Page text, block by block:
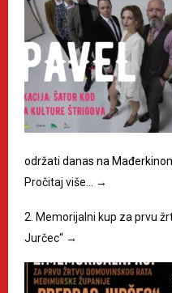
održati danas na
Pročitaj više…
→
2. Memorijalni kup za prvu
Jurčec“ →